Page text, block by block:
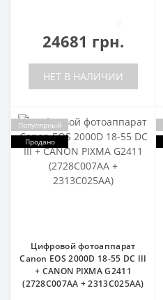
24681 грн.
НЕТ В НАЛИЧИИ
Популярный
Продано
Цифровой фотоаппарат
Canon EOS 2000D 18-55 DC III
+ CANON PIXMA G2411
(2728C007AA + 2313C025AA)